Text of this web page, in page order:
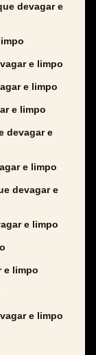
devagar e
e limpo
e limpo
e limpo
devagar e
e limpo
devagar e
e limpo
e limpo
e limpo